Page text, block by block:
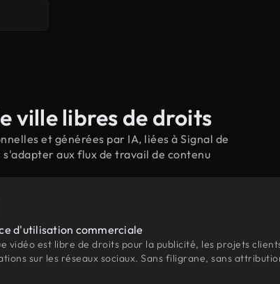
ville libres de droits
et générées par IA, liées à Signal de
aux flux de travail de contenu
d'utilisation commerciale
vidéo est libre de droits pour la publicité, les projets
sur les réseaux sociaux. Sans filigrane, sans